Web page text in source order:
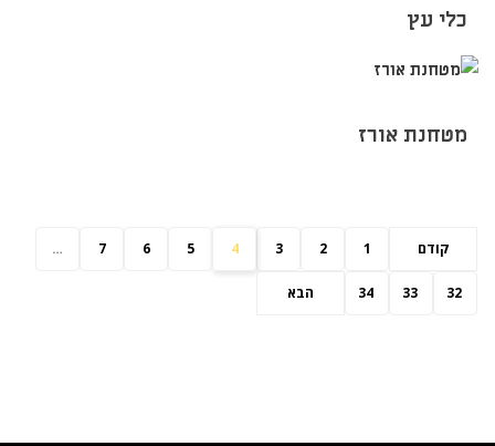
כלי עץ
מטחנת אורז
קודם 1
2
3
4
5
6
7
…
32
33
34 הבא